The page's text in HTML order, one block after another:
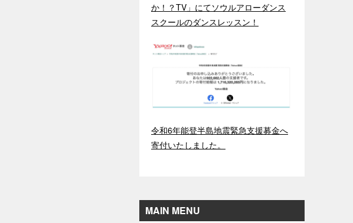
か！？TV」にてソウルアローダンス
スクールのダンスレッスン！
令和6年能登半島地震緊急支援募金へ
寄付いたしました。
MAIN MENU